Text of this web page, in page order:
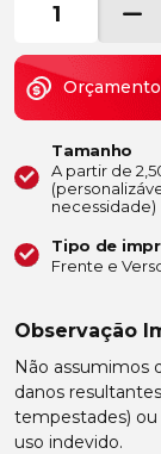
Tamanho
A partir de
necessidade)
Tipo de
Frente e
Observação
Não assumimos
danos
tempestades) ou
uso indevido.